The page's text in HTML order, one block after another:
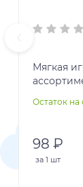
Мягкая
Остаток на
98 ₽
за 1 шт